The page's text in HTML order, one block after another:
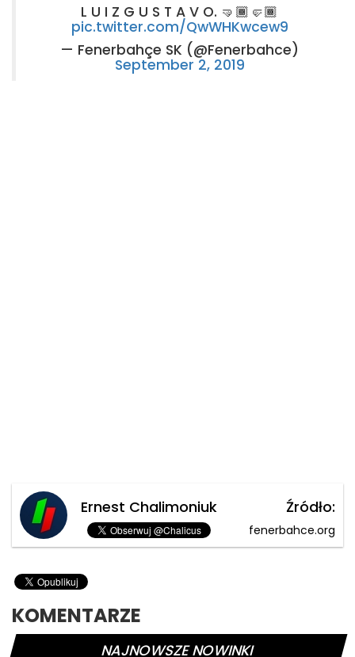
L U I Z G U S T A V O. 🤜🏾🤛🏾
pic.twitter.com/QwWHKwcew9
— Fenerbahçe SK (@Fenerbahce)
September 2, 2019
Ernest Chalimoniuk Źródło:
fenerbahce.org
KOMENTARZE
NAJNOWSZE NOWINKI